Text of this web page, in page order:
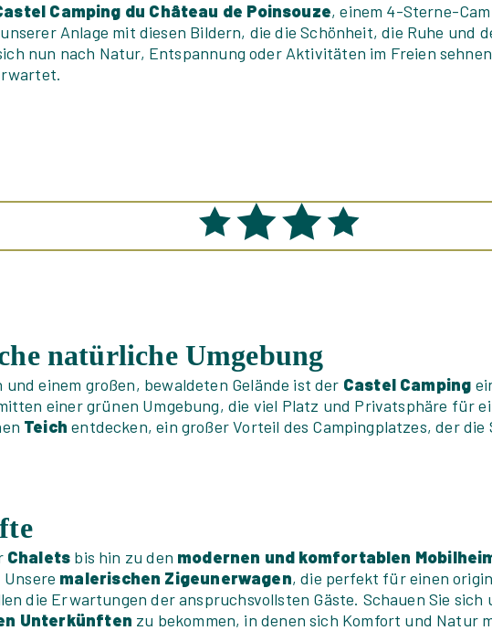
Camping du Château de Poinsouze, einem 4-Sterne-
Anlage mit diesen Bildern, die die Schönheit, die Ruhe und
nun nach Natur, Entspannung oder Aktivitäten im Freien
natürliche Umgebung
einem großen, bewaldeten Gelände ist der Castel Camping
einer grünen Umgebung, die viel Platz und Privatsphäre für
Teich entdecken, ein großer Vorteil des Campingplatzes, der
Chalets bis hin zu den modernen und komfortablen
malerischen Zigeunerwagen, die perfekt für einen
die Erwartungen der anspruchsvollsten Gäste. Schauen Sie sich
Unterkünften zu bekommen, in denen sich Komfort und Natur